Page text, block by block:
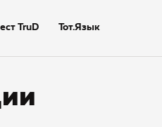
TruD Тот.Язык
диктантов